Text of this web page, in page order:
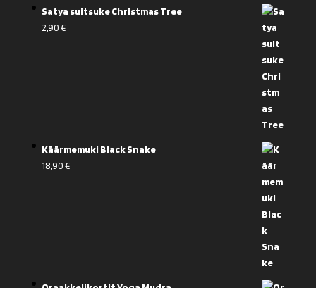
Satya suitsuke Christmas Tree
2,90€
Käärmemuki Black Snake
18,90€